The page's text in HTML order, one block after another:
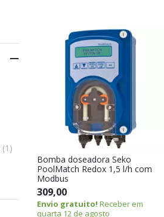

(1)
Bomba doseadora Seko
PoolMatch Redox 1,5 l/h com
Modbus
309,00
Envio gratuito! Receber em
quarta 12 de agosto